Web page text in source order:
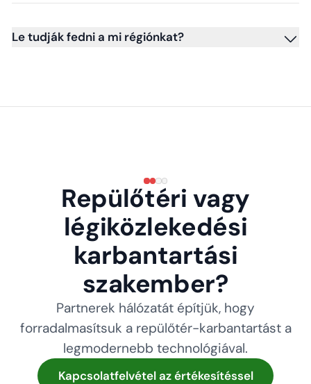
Le tudják fedni a mi régiónkat?
Repülőtéri vagy
légiközlekedési
karbantartási
szakember?
Partnerek hálózatát építjük, hogy
forradalmasítsuk a repülőtér-karbantartást a
legmodernebb technológiával.
Kapcsolatfelvétel az értékesítéssel